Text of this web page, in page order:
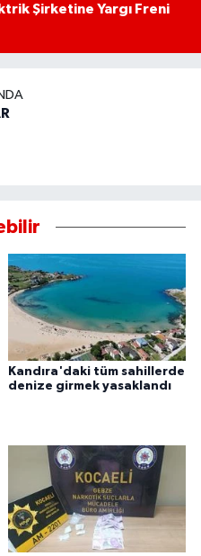
Şirketine Yargı Freni
Kandıra'daki tüm sahillerde
denize girmek yasaklandı